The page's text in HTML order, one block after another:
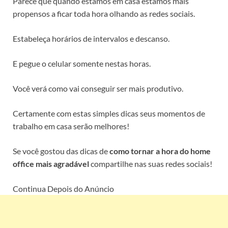
propensos a ficar toda hora olhando as redes sociais.
Estabeleça horários de intervalos e descanso.
E pegue o celular somente nestas horas.
Você verá como vai conseguir ser mais produtivo.
Certamente com estas simples dicas seus momentos de
trabalho em casa serão melhores!
Se você gostou das dicas decomo tornar a hora do home
office mais agradávelcompartilhe nas suas redes sociais!
Continua Depois do Anúncio